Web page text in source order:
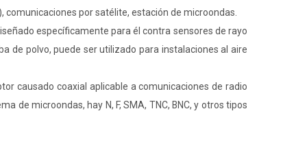
comunicaciones por satélite, estación de microondas.
específicamente para él contra sensores de rayo
de polvo, puede ser utilizado para instalaciones al aire
causado coaxial aplicable a comunicaciones de radio
de microondas, hay N, F, SMA, TNC, BNC, y otros tipos